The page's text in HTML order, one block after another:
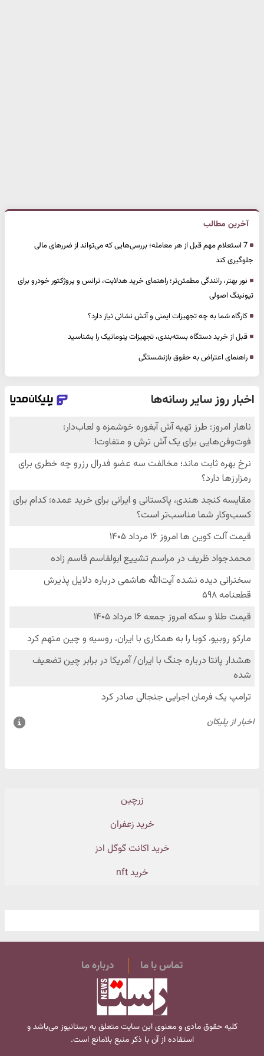
آخرین مطالب
7 استعلام مهم قبل از هر معامله؛ بررسی‌هایی که می‌تواند از ضررهای مالی
جلوگیری کند
نور بهتر، رانندگی مطمئن‌تر؛ راهنمای خرید هدلایت، ترانس و پروژکتور خودرو برای
تیونینگ اصولی
کارگاه شما به چه تجهیزات ایمنی و آتش نشانی نیاز دارد؟
قبل از خرید دستگاه بسته‌بندی، تجهیزات پنوماتیک را بشناسید
راهنمای اعتراض به حقوق بازنشستگی
زرچین
خرید زعفران
خرید اکانت گوگل ادز
خرید nft
تماس با ما درباره ما
کلیه حقوق مادی و معنوی این سایت متعلق به رستانیوز می‌باشد و
استفاده از آن با ذکر منبع بلامانع است.